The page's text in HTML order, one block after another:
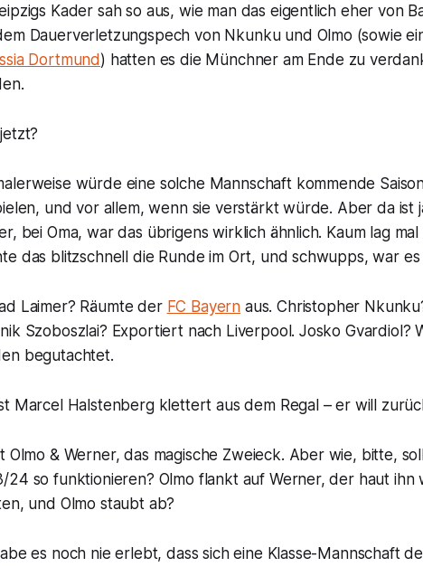
Kader sah so aus, wie man das eigentlich eher von
Dauerverletzungspech von Nkunku und Olmo (sowie
Dortmund) hatten es die Münchner am Ende zu
würde eine solche Mannschaft kommende
und vor allem, wenn sie verstärkt würde. Aber da ist
bei Oma, war das übrigens wirklich ähnlich. Kaum lag mal
das blitzschnell die Runde im Ort, und schwupps, war
Laimer? Räumte der FC Bayern aus. Christopher
Szoboszlai? Exportiert nach Liverpool. Josko Gvardiol?
begutachtet.
Marcel Halstenberg klettert aus dem Regal – er will
Olmo & Werner, das magische Zweieck. Aber wie, bitte,
24 so funktionieren? Olmo flankt auf Werner, der haut ihn
und Olmo staubt ab?
es noch nie erlebt, dass sich eine Klasse-Mannschaft